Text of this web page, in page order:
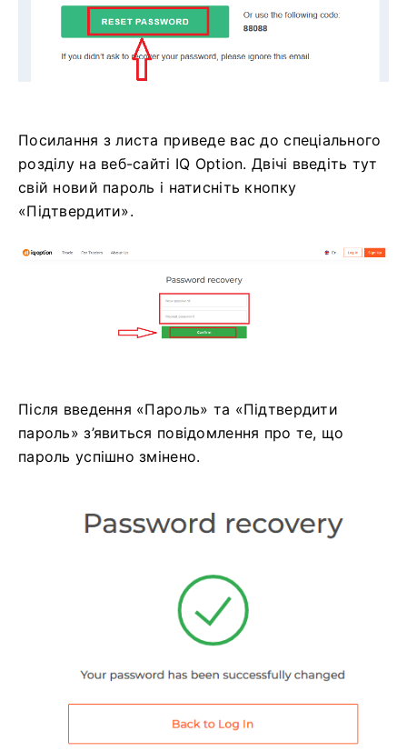
Посилання з листа приведе вас до спеціального
розділу на веб-сайті IQ Option. Двічі введіть тут
свій новий пароль і натисніть кнопку
«Підтвердити».
Після введення «Пароль» та «Підтвердити
пароль» з’явиться повідомлення про те, що
пароль успішно змінено.